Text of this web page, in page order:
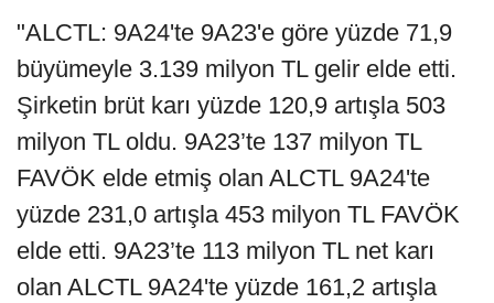
"ALCTL: 9A24'te 9A23'e göre yüzde 71,9
büyümeyle 3.139 milyon TL gelir elde etti.
Şirketin brüt karı yüzde 120,9 artışla 503
milyon TL oldu. 9A23’te 137 milyon TL
FAVÖK elde etmiş olan ALCTL 9A24'te
yüzde 231,0 artışla 453 milyon TL FAVÖK
elde etti. 9A23’te 113 milyon TL net karı
olan ALCTL 9A24'te yüzde 161,2 artışla